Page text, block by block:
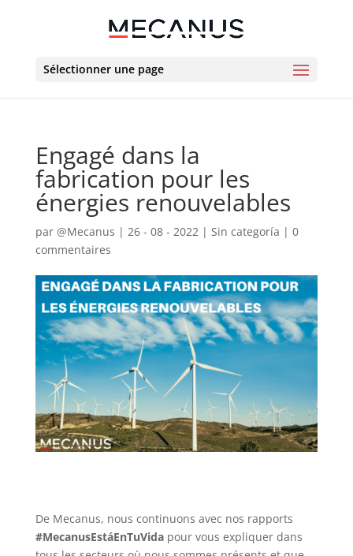
Sélectionner une page
Engagé dans la
fabrication pour les
énergies renouvelables
par @Mecanus | 26 - 08 - 2022| Sin categoría | 0
commentaires
De Mecanus, nous continuons avec nos rapports
#MecanusEstáEnTuVidapour vous expliquer dans